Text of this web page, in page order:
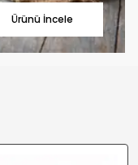
Ürünü İncele